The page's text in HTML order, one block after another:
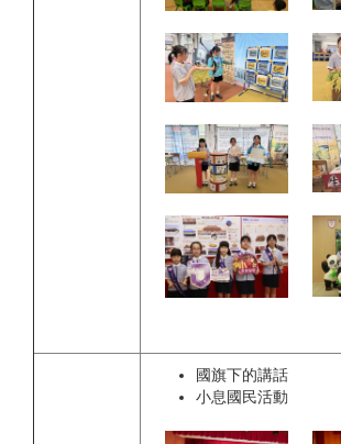
國旗下的講話
小息國民活動